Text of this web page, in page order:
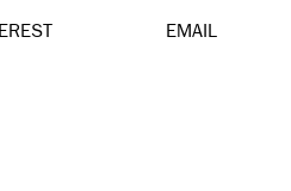
EMAIL